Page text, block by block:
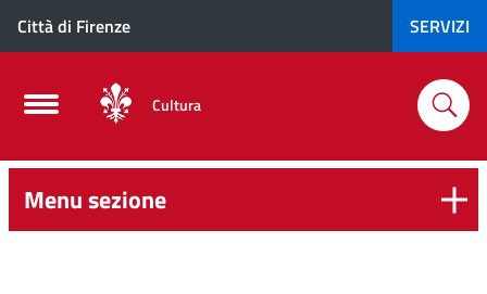
Città di Firenze SERVIZI
Cultura
Menu sezione